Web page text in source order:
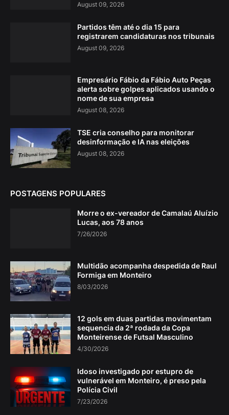
August 09, 2026
Partidos têm até o dia 15 para
registrarem candidaturas nos tribunais
August 09, 2026
Empresário Fábio da Fábio Auto Peças
alerta sobre golpes aplicados usando o
nome de sua empresa
August 08, 2026
TSE cria conselho para monitorar
desinformação e IA nas eleições
August 08, 2026
POSTAGENS POPULARES
Morre o ex-vereador de Camalaú Aluízio
Lucas, aos 78 anos
7/26/2026
Multidão acompanha despedida de Raul
Formiga em Monteiro
8/03/2026
12 gols em duas partidas movimentam
sequencia da 2ª rodada da Copa
Monteirense de Futsal Masculino
4/30/2026
Idoso investigado por estupro de
vulnerável em Monteiro, é preso pela
Polícia Civil
7/23/2026